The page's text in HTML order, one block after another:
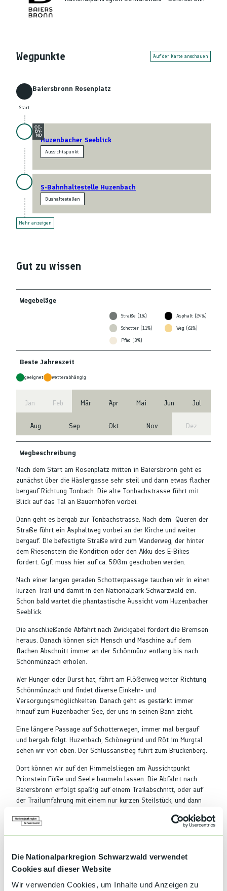
Die Nationalparkregion Schwarzwald verwendet
Cookies auf dieser Website
Wir verwenden Cookies, um Inhalte und Anzeigen zu
Wegpunkte Auf der Karte anschauen
Start
Start
Baiersbronn Rosenplatz
CC-
BY-
ND
Huzenbacher Seeblick
Aussichtspunkt
S-Bahnhaltestelle Huzenbach
Bushaltestellen
Mehr anzeigen
Gut zu wissen
Wegebeläge
Straße (1%)
Asphalt (24%)
Schotter (11%)
Weg (61%)
Pfad (3%)
Beste Jahreszeit
geeignet wetterabhängig
Jan Feb Mär Apr Mai Jun Jul
Aug Sep Okt Nov Dez
Wegbeschreibung
Nach dem Start am Rosenplatz mitten in Baiersbronn geht es
zunächst über die Häslergasse sehr steil und dann etwas flacher
bergauf Richtung Tonbach. Die alte Tonbachstrasse führt mit
Blick auf das Tal an Bauernhöfen vorbei.
Dann geht es bergab zur Tonbachstrasse. Nach dem Queren der
Straße führt ein Asphaltweg vorbei an der Kirche und weiter
bergauf. Die befestigte Straße wird zum Wanderweg, der hinter
dem Riesenstein die Kondition oder den Akku des E-Bikes
fordert. Ggf. muss hier auf ca. 500m geschoben werden.
Nach einer langen geraden Schotterpassage tauchen wir in einen
kurzen Trail und damit in den Nationalpark Schwarzwald ein.
Schon bald wartet die phantastische Aussicht vom Huzenbacher
Seeblick.
Die anschließende Abfahrt nach Zwickgabel fordert die Bremsen
heraus. Danach können sich Mensch und Maschine auf dem
flachen Abschnitt immer an der Schönmünz entlang bis nach
Schönmünzach erholen.
Wer Hunger oder Durst hat, fährt am Flößerweg weiter Richtung
Schönmünzach und findet diverse Einkehr- und
Versorgungsmöglichkeiten. Danach geht es gestärkt immer
hinauf zum Huzenbacher See, der uns in seinen Bann zieht.
Eine längere Passage auf Schotterwegen, immer mal bergauf
und bergab folgt. Huzenbach, Schönegründ und Röt im Murgtal
sehen wir von oben. Der Schlussanstieg führt zum Bruckenberg.
Dort können wir auf den Himmelsliegen am Aussichtpunkt
Priorstein Füße und Seele baumeln lassen. Die Abfahrt nach
Baiersbronn erfolgt spaßig auf einem Trailabschnitt, oder auf
der Trailumfahrung mit einem nur kurzen Steilstück, und dann
Toureigenschaften